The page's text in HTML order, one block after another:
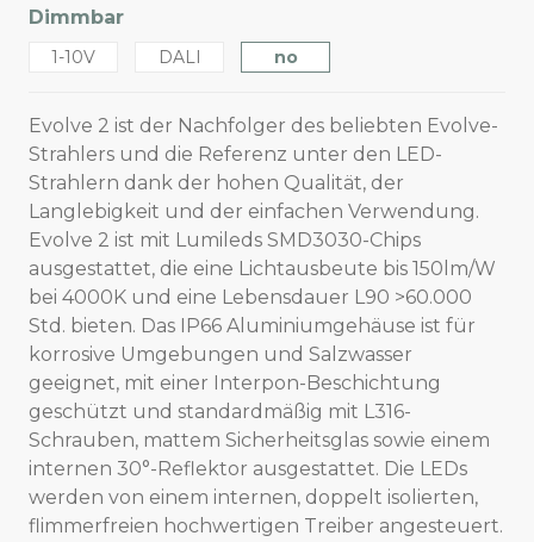
Dimmbar
1-10V DALI no
Evolve 2 ist der Nachfolger des beliebten Evolve-
Strahlers und die Referenz unter den LED-
Strahlern dank der hohen Qualität, der
Langlebigkeit und der einfachen Verwendung.
Evolve 2 ist mit Lumileds SMD3030-Chips
ausgestattet, die eine Lichtausbeute bis 150lm/W
bei 4000K und eine Lebensdauer L90 >60.000
Std. bieten. Das IP66 Aluminiumgehäuse ist für
korrosive Umgebungen und Salzwasser
geeignet, mit einer Interpon-Beschichtung
geschützt und standardmäßig mit L316-
Schrauben, mattem Sicherheitsglas sowie einem
internen 30°-Reflektor ausgestattet. Die LEDs
werden von einem internen, doppelt isolierten,
flimmerfreien hochwertigen Treiber angesteuert.